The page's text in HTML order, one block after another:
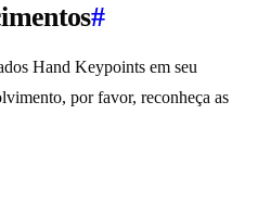
#
Hand Keypoints em seu
por favor, reconheça as